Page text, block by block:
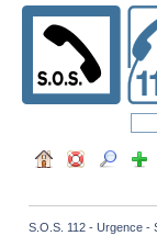
S.O.S. 112 - Urgence -